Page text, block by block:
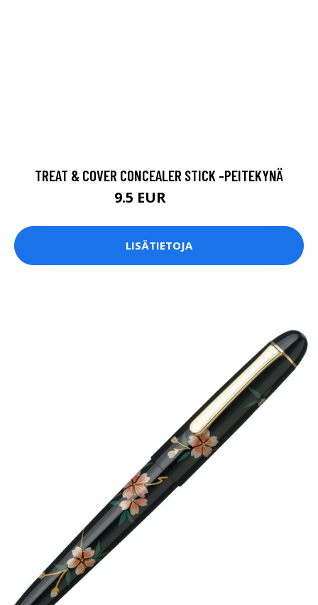
TREAT & COVER CONCEALER STICK -PEITEKYNÄ
9.5 EUR
LISÄTIETOJA